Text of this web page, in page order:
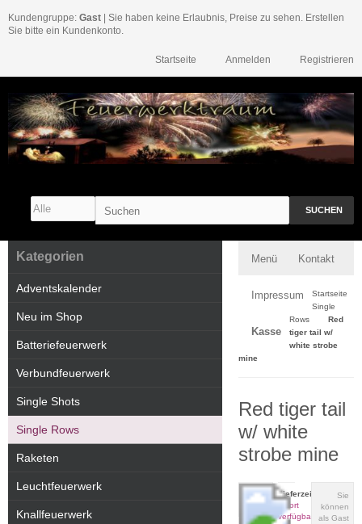
Kundengruppe: Gast | Sie haben keine Erlaubnis, Preise zu sehen. Erstellen
Sie bitte ein Kundenkonto.
Registrieren
Anmelden
Startseite
SUCHEN
Menü Kontakt
Impressum
Kasse
Startseite
Single
Rows
Red
tiger tail w/
white strobe
mine
Red tiger tail
w/ white
strobe mine
Sie
können
als Gast
Lieferzeit:
sofort
verfügbar
Kategorien
Adventskalender
Neu im Shop
Batteriefeuerwerk
Verbundfeuerwerk
Single Shots
Single Rows
Raketen
Leuchtfeuerwerk
Knallfeuerwerk